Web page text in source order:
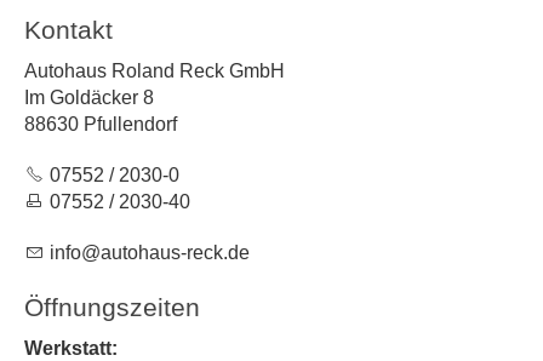
Kontakt
Autohaus Roland Reck GmbH
Im Goldäcker 8
88630 Pfullendorf
07552 / 2030-0
07552 / 2030-40
nf t h s-r ck d
Öffnungszeiten
Werkstatt: